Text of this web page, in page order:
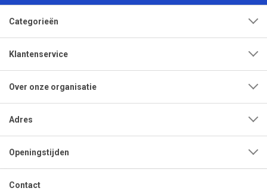
Categorieën
Klantenservice
Over onze organisatie
Adres
Openingstijden
Contact